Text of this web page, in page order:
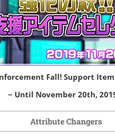
Fall! Support
~ Until November 20th,
Attribute Changers